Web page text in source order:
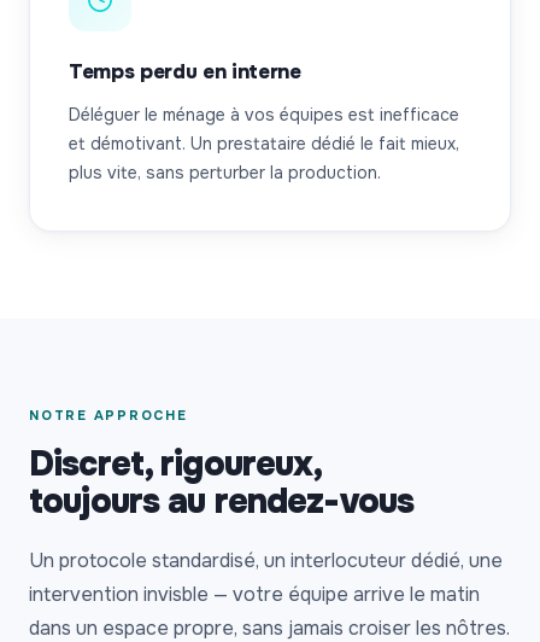
Temps perdu en interne
Déléguer le ménage à vos équipes est inefficace
et démotivant. Un prestataire dédié le fait mieux,
plus vite, sans perturber la production.
NOTRE APPROCHE
Discret, rigoureux,
toujours au rendez-vous
Un protocole standardisé, un interlocuteur dédié, une
intervention invisble — votre équipe arrive le matin
dans un espace propre, sans jamais croiser les nôtres.